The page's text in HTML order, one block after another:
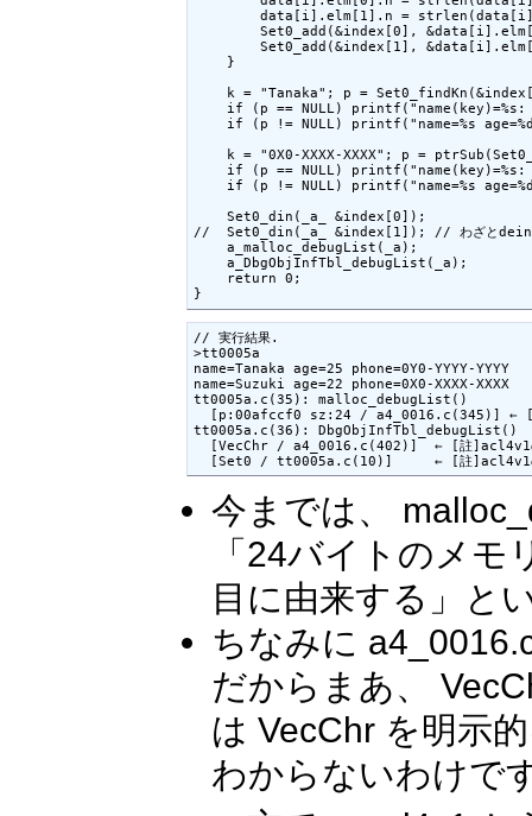
data[i].elm[1].n =
Set0_add(&index[0],
Set0_add(&index[1],
    }
k = "Tanaka"; p =
if (p == NULL) printf("name(key)=%s:
if (p != NULL) printf("name=%s
k = "0X0-XXXX-XXXX"; p =
if (p == NULL) printf("name(key)=%s:
if (p != NULL) printf("name=%s
    Set0_din(_a_ &index[0]);
//  Set0_din(_a_ &index[1]); // わざとdeinit
    a_malloc_debugList(_a);
    a_DbgObjInfTbl_debugList(_a);
    return 0;
}
// 実行結果.
>tt0005a
name=Tanaka age=25 phone=0Y0-YYYY-YYYY
name=Suzuki age=22 phone=0X0-XXXX-XXXX
tt0005a.c(35): malloc_debugList()
[p:00afccf0 sz:24 / a4_0016.c(345)] ← [註
tt0005a.c(36): DbgObjInfTbl_debugList()
[VecChr / a4_0016.c(402)]  ← [註]acl4v1の
[Set0 / tt0005a.c(10)]     ← [註]acl4v1の
今までは、
「24バイトのメ
目に由来する」と
ちなみに
だからまあ、
は VecChr を明示
わからないわけで